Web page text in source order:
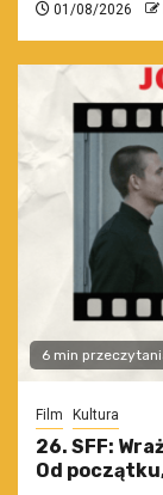
01/08/2026
6 min
Film Kultura
26. SFF:
Od